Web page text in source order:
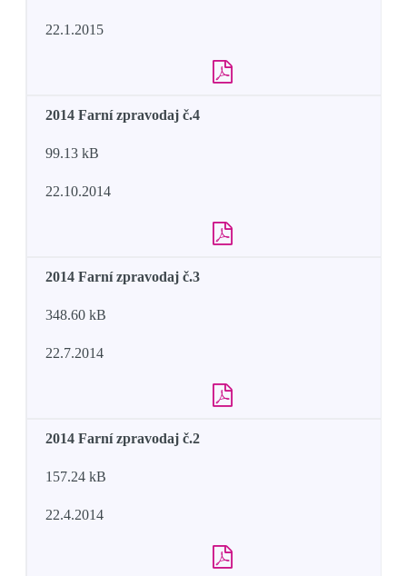
22.1.2015
2014 Farní zpravodaj č.4
99.13 kB
22.10.2014
2014 Farní zpravodaj č.3
348.60 kB
22.7.2014
2014 Farní zpravodaj č.2
157.24 kB
22.4.2014